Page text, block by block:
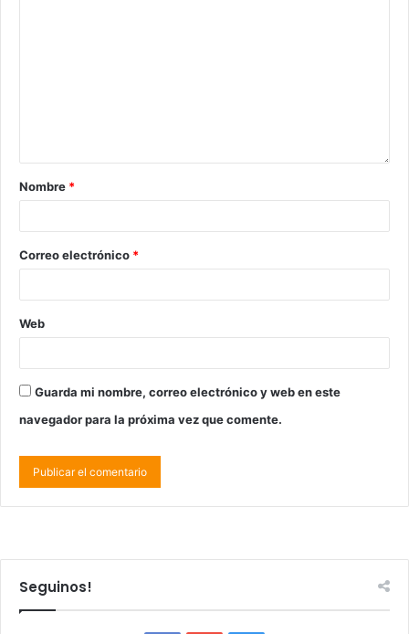
Nombre *
Correo electrónico *
Web
Guarda mi nombre, correo electrónico y web en este
navegador para la próxima vez que comente.
Seguinos!